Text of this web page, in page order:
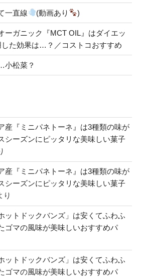
一直線 (動画あり )
ーガニック『MCT OIL』はダイエッ
した効果は…？／コストコおすすめ
小松菜？
産『ミニパネトーネ』は3種類の味が
シーズンにピッタリな美味しい菓子
産『ミニパネトーネ』は3種類の味が
シーズンにピッタリな美味しい菓子
り
ットドックバンズ」は安くてふわふ
ゴマの風味が美味しいおすすめパ
ットドックバンズ」は安くてふわふ
ゴマの風味が美味しいおすすめパ